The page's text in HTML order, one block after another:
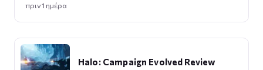
πριν 1 ημέρα
Halo: Campaign Evolved Review